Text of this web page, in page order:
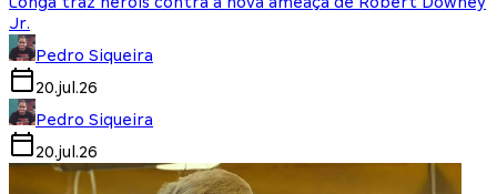
Jr.
Pedro Siqueira
20.jul.26
Pedro Siqueira
20.jul.26